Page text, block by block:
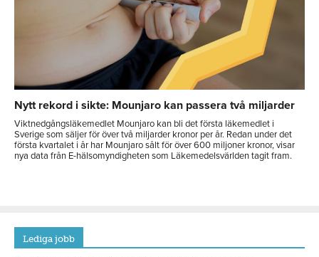
Nytt rekord i sikte: Mounjaro kan passera två miljarder
Viktnedgångsläkemedlet Mounjaro kan bli det första läkemedlet i
Sverige som säljer för över två miljarder kronor per år. Redan under det
första kvartalet i år har Mounjaro sålt för över 600 miljoner kronor, visar
nya data från E-hälsomyndigheten som Läkemedelsvärlden tagit fram.
Lediga jobb